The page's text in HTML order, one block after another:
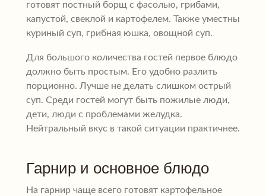
готовят постный борщ с фасолью, грибами,
капустой, свеклой и картофелем. Также уместны
куриный суп, грибная юшка, овощной суп.
Для большого количества гостей первое блюдо
должно быть простым. Его удобно разлить
порционно. Лучше не делать слишком острый
суп. Среди гостей могут быть пожилые люди,
дети, люди с проблемами желудка.
Нейтральный вкус в такой ситуации практичнее.
Гарнир и основное блюдо
На гарнир чаще всего готовят картофельное